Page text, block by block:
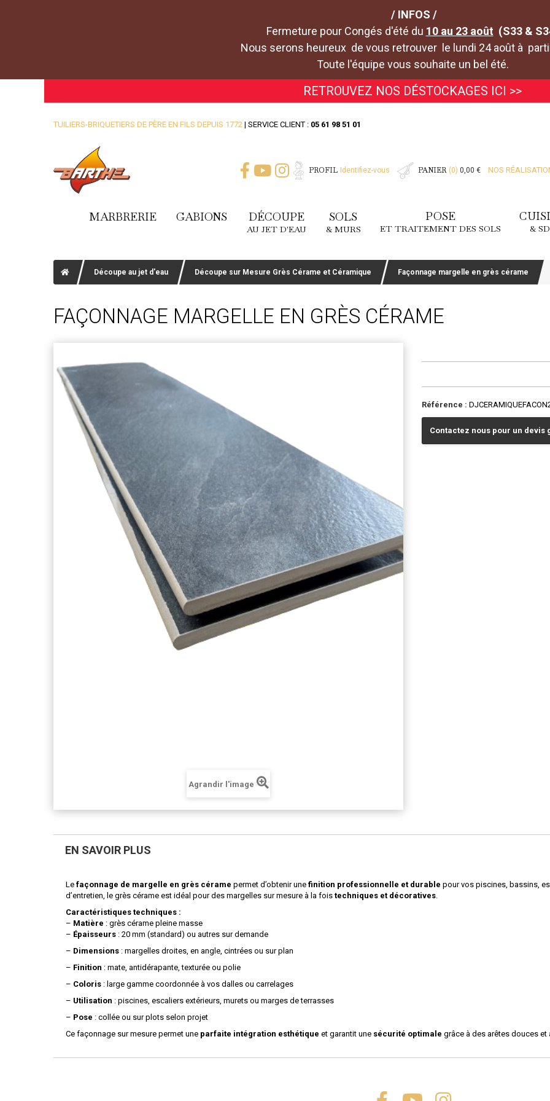
/ INFOS /
Fermeture pour Congés d'été du 10 au 23 août (S33 &
Nous serons heureux de vous retrouver le lundi 24 août à
Toute l'équipe vous souhaite un bel été.
RETROUVEZ NOS DÉSTOCKAGES ICI >>
TUILIERS-BRIQUETIERS DE PÈRE EN FILS DEPUIS 1772 | SERVICE CLIENT : 05 61 98 51 01
PROFIL Identifiez-vous PANIER (0) 0,00 € NOS
MARBRERIE GABIONS DÉCOUPE
AU JET D'EAU
SOLS
& MURS
POSE
ET TRAITEMENT DES SOLS &
Découpe au jet d'eau Découpe sur Mesure Grès Cérame et Céramique Façonnage margelle en grès cérame
FAÇONNAGE MARGELLE EN GRÈS CÉRAME
Agrandir l'image
Référence :
Contactez nous pour un devis
EN SAVOIR PLUS
Le façonnage de margelle en grès cérame permet d’obtenir une finition professionnelle et durable pour vos piscines, bassins,
d’entretien, le grès cérame est idéal pour des margelles sur mesure à la fois techniques et décoratives
Caractéristiques techniques :
– Matière : grès cérame pleine masse
– Épaisseurs : 20 mm (standard) ou autres sur demande
– Dimensions : margelles droites, en angle, cintrées ou sur plan
– Finition : mate, antidérapante, texturée ou polie
– Coloris : large gamme coordonnée à vos dalles ou carrelages
– Utilisation : piscines, escaliers extérieurs, murets ou marges de terrasses
– Pose : collée ou sur plots selon projet
Ce façonnage sur mesure permet une parfaite intégration esthétique et garantit une sécurité optimale grâce à des arêtes douces et